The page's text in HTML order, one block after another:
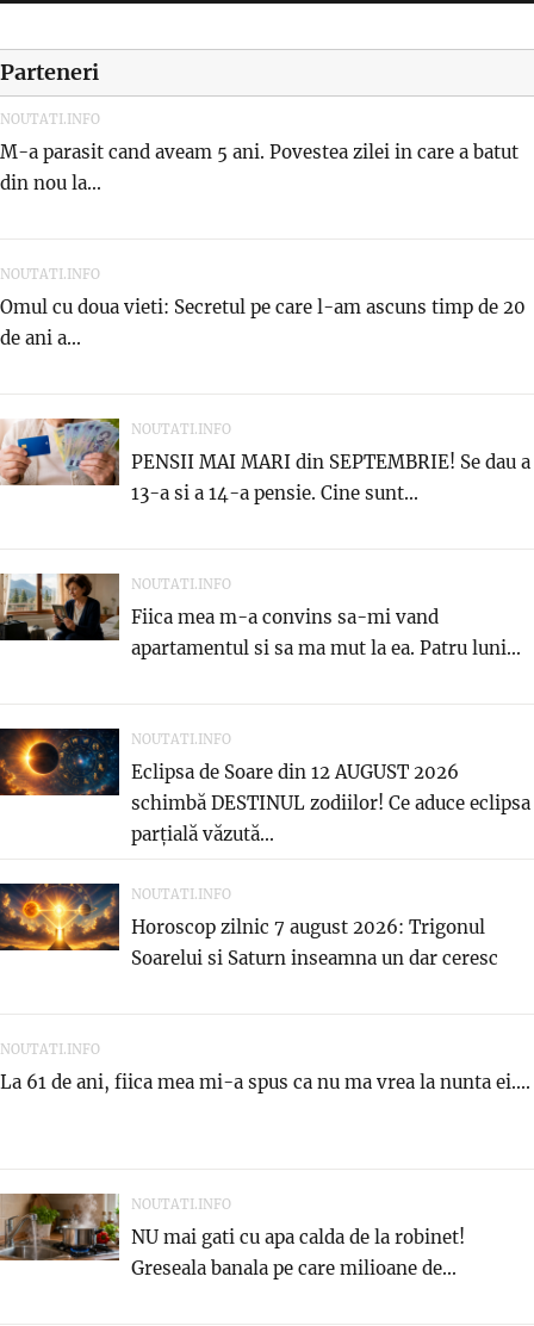
Parteneri
NOUTATI.INFO
M-a parasit cand aveam 5 ani. Povestea zilei in care a batut
din nou la...
NOUTATI.INFO
Omul cu doua vieti: Secretul pe care l-am ascuns timp de 20
de ani a...
NOUTATI.INFO
PENSII MAI MARI din SEPTEMBRIE! Se dau a
13-a si a 14-a pensie. Cine sunt...
NOUTATI.INFO
Fiica mea m-a convins sa-mi vand
apartamentul si sa ma mut la ea. Patru luni...
NOUTATI.INFO
Eclipsa de Soare din 12 AUGUST 2026
schimbă DESTINUL zodiilor! Ce aduce eclipsa
parțială văzută...
NOUTATI.INFO
Horoscop zilnic 7 august 2026: Trigonul
Soarelui si Saturn inseamna un dar ceresc
NOUTATI.INFO
La 61 de ani, fiica mea mi-a spus ca nu ma vrea la nunta ei....
NOUTATI.INFO
NU mai gati cu apa calda de la robinet!
Greseala banala pe care milioane de...